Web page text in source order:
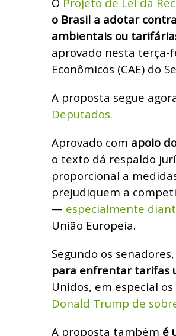
o Brasil a adotar
ambientais ou
aprovado nesta terça-
Econômicos (CAE) do
A proposta segue
Deputados.
Aprovado com apoio
o texto dá respaldo
proporcional a
prejudiquem a
— especialmente
União Europeia.
Segundo os senadores,
para enfrentar tarifas
Unidos, em especial
Donald Trump de
A proposta também é